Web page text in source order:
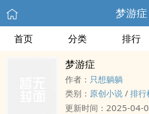
梦游症
首页 分类 排行
梦游症
作者： 只想躺躺
类别： 原创小说 / 排行
更新时间： 2025-04-